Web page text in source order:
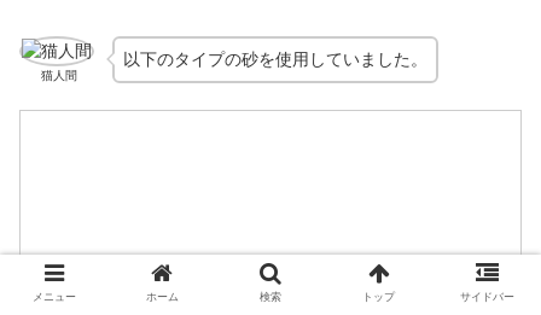
猫人間
以下のタイプの砂を使用していました。
メニュー ホーム 検索 トップ サイドバー